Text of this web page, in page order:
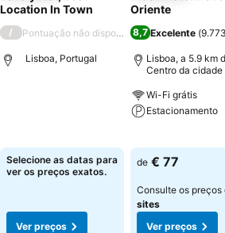
Location In Town
/ Pontuação não disponível
Lisboa, Portugal
Selecione as datas para
ver os preços exatos.
Ver preços
Oriente
8,7 Excelente (
Lisboa, a 5.9 km
Centro da cidade
Wi-Fi grátis
Estacionamento
de € 77
Consulte os preços
sites
Ver preços